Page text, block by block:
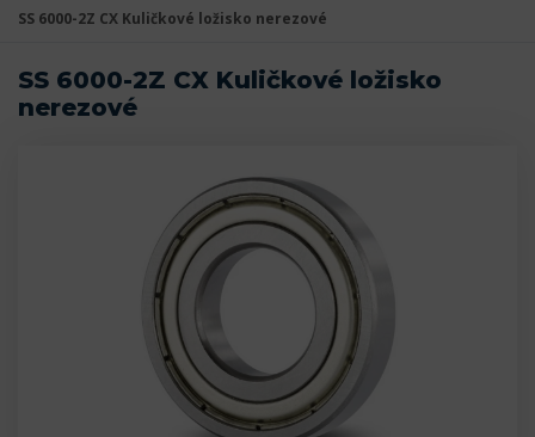
SS 6000-2Z CX Kuličkové ložisko nerezové
SS 6000-2Z CX Kuličkové ložisko
nerezové